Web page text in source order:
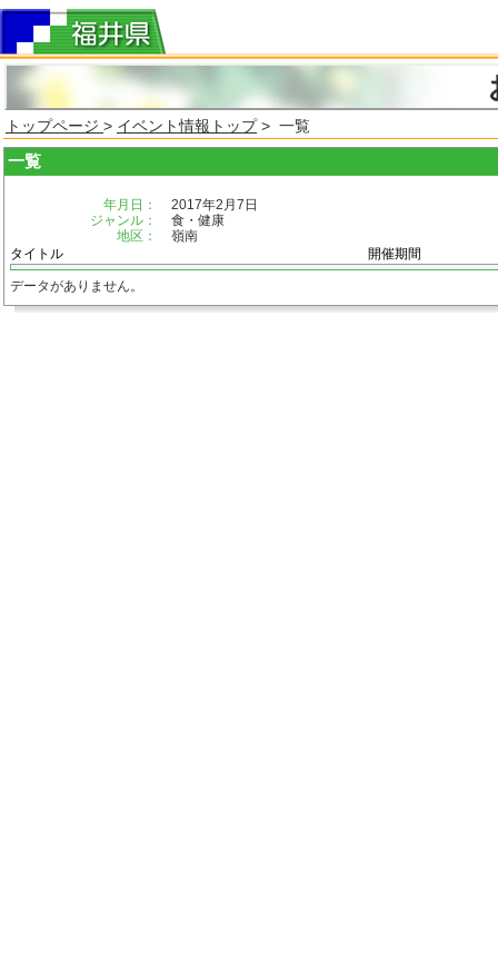
トップページ > イベント情報トップ> 一覧
一覧
年月日：
2017年2月7日
ジャンル：
食・健康
地区：
嶺南
タイトル
開催期間
データがありません。